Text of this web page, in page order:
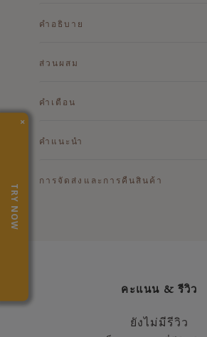
คำอธิบาย
ส่วนผสม
คำเตือน
คำแนะนำ
การจัดส่งและการคืนสินค้า
คะแนน & รีวิว
ยังไม่มีรีวิว
×
TRY NOW